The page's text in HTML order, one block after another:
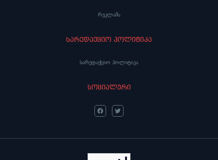
რეკლამა
სარედაქციო პოლიტიკა
სარედაქციო პოლიტიკა
სოციალური